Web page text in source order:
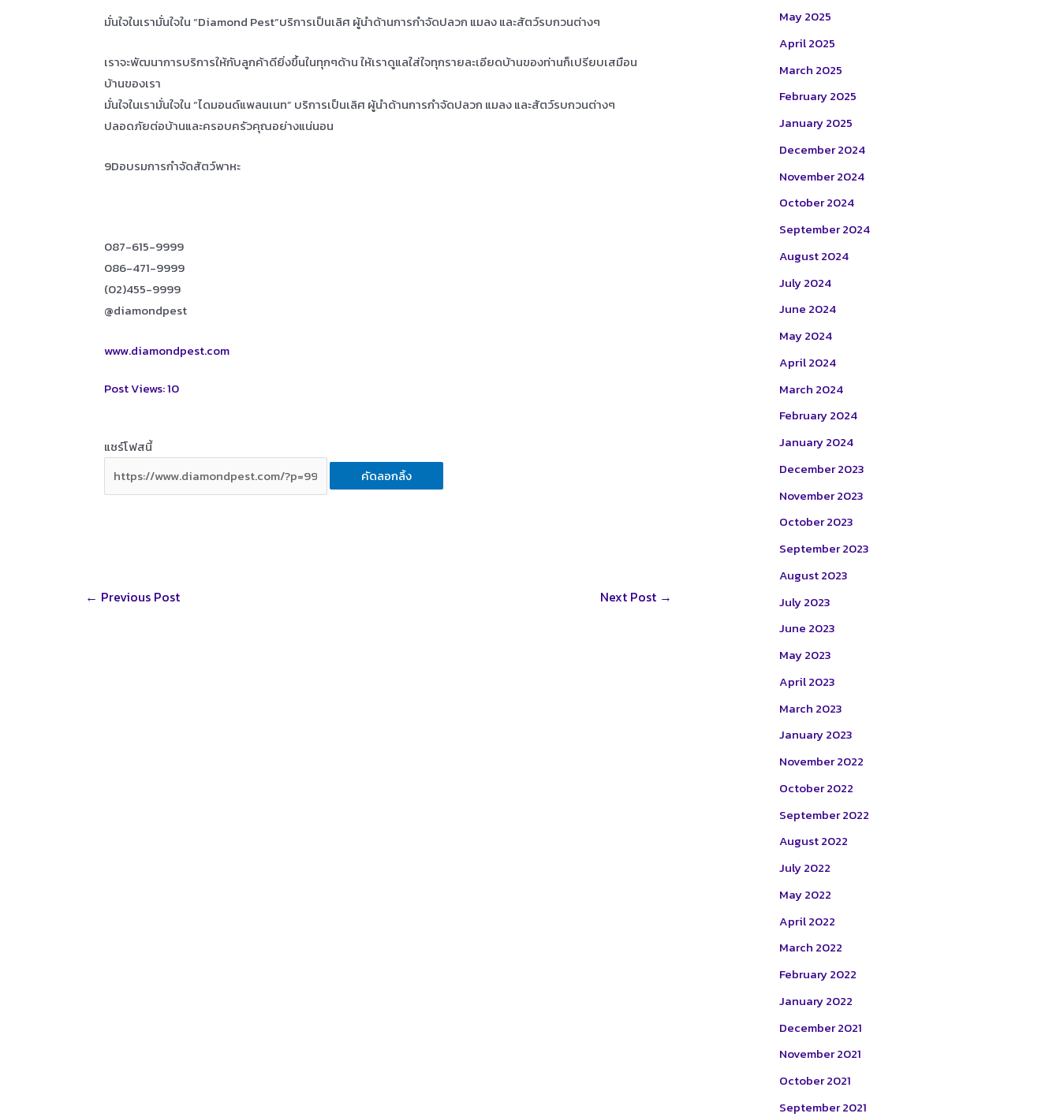
มั่นใจในเรามั่นใจใน “Diamond Pest”บริการเป็นเลิศ ผู้นำด้านการกำจัดปลวก แมลง และสัตว์รบกวนต่างๆ
เราจะพัฒนาการบริการให้กับลูกค้าดียิ่งขึ้นในทุกๆด้าน ให้เราดูแลใส่ใจทุกรายละเอียดบ้านของท่านก็เปรียบเสมือน
บ้านของเรา
มั่นใจในเรามั่นใจใน “ไดมอนด์แพลนเนท” บริการเป็นเลิศ ผู้นำด้านการกำจัดปลวก แมลง และสัตว์รบกวนต่างๆ
ปลอดภัยต่อบ้านและครอบครัวคุณอย่างแน่นอน
9Dอบรมการกำจัดสัตว์พาหะ
087-615-9999
086-471-9999
(02)455-9999
@diamondpest
www.diamondpest.com
Post Views:10
แชร์โฟสนี้
คัดลอกลิ้ง
← Previous Post Next Post →
May 2025
April 2025
March 2025
February 2025
January 2025
December 2024
November 2024
October 2024
September 2024
August 2024
July 2024
June 2024
May 2024
April 2024
March 2024
February 2024
January 2024
December 2023
November 2023
October 2023
September 2023
August 2023
July 2023
June 2023
May 2023
April 2023
March 2023
January 2023
November 2022
October 2022
September 2022
August 2022
July 2022
May 2022
April 2022
March 2022
February 2022
January 2022
December 2021
November 2021
October 2021
September 2021